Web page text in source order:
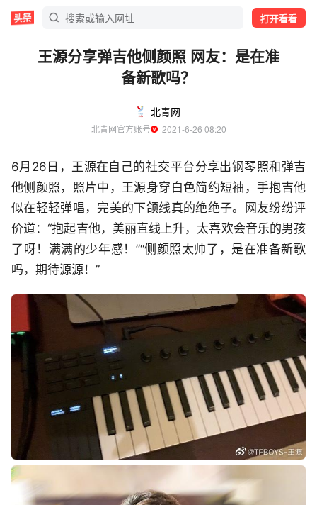
打开看看
王源分享弹吉他侧颜照 网友：是在准
备新歌吗？
北青网
北青网官方账号
  2021-6-26 08:20
6月26日，王源在自己的社交平台分享出钢琴照和弹吉
他侧颜照，照片中，王源身穿白色简约短袖，手抱吉他
似在轻轻弹唱，完美的下颌线真的绝绝子。网友纷纷评
价道：“抱起吉他，美丽直线上升，太喜欢会音乐的男孩
了呀！满满的少年感！”“侧颜照太帅了，是在准备新歌
吗，期待源源！”